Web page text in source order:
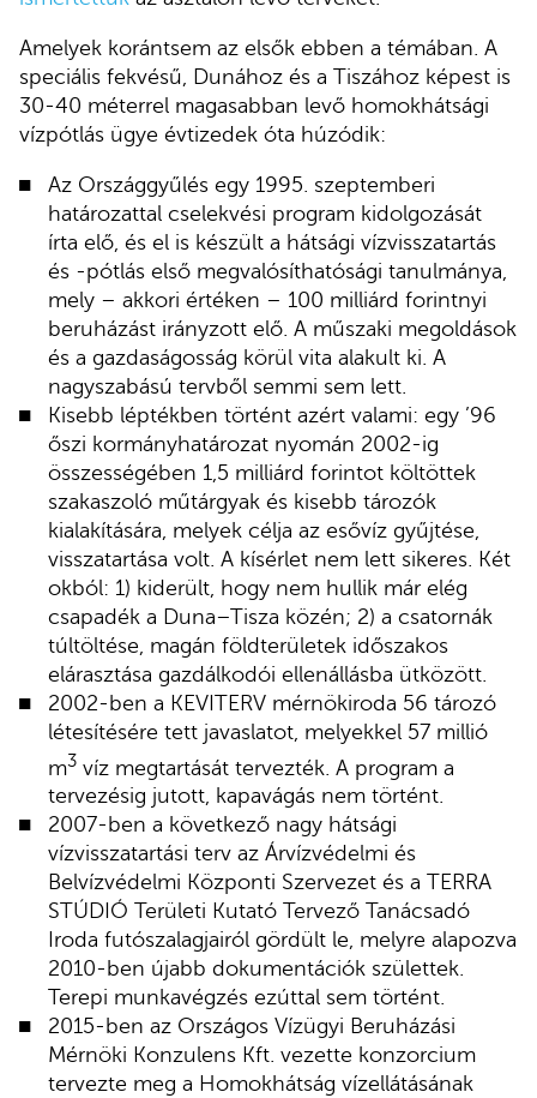
Amelyek korántsem az elsők ebben a témában. A
speciális fekvésű, Dunához és a Tiszához képest is
30-40 méterrel magasabban levő homokhátsági
vízpótlás ügye évtizedek óta húzódik:
Az Országgyűlés egy 1995. szeptemberi
határozattal cselekvési program kidolgozását
írta elő, és el is készült a hátsági vízvisszatartás
és -pótlás első megvalósíthatósági tanulmánya,
mely – akkori értéken – 100 milliárd forintnyi
beruházást irányzott elő. A műszaki megoldások
és a gazdaságosság körül vita alakult ki. A
nagyszabású tervből semmi sem lett.
Kisebb léptékben történt azért valami: egy ’96
őszi kormányhatározat nyomán 2002-ig
összességében 1,5 milliárd forintot költöttek
szakaszoló műtárgyak és kisebb tározók
kialakítására, melyek célja az esővíz gyűjtése,
visszatartása volt. A kísérlet nem lett sikeres. Két
okból: 1) kiderült, hogy nem hullik már elég
csapadék a Duna–Tisza közén; 2) a csatornák
túltöltése, magán földterületek időszakos
elárasztása gazdálkodói ellenállásba ütközött.
2002-ben a KEVITERV mérnökiroda 56 tározó
létesítésére tett javaslatot, melyekkel 57 millió
m3 víz megtartását tervezték. A program a
tervezésig jutott, kapavágás nem történt.
2007-ben a következő nagy hátsági
vízvisszatartási terv az Árvízvédelmi és
Belvízvédelmi Központi Szervezet és a TERRA
STÚDIÓ Területi Kutató Tervező Tanácsadó
Iroda futószalagjairól gördült le, melyre alapozva
2010-ben újabb dokumentációk születtek.
Terepi munkavégzés ezúttal sem történt.
2015-ben az Országos Vízügyi Beruházási
Mérnöki Konzulens Kft. vezette konzorcium
tervezte meg a Homokhátság vízellátásának